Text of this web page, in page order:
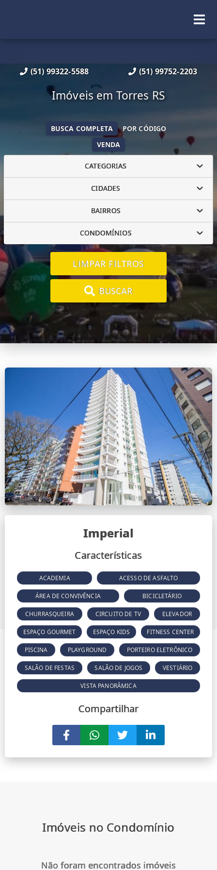
(51) 99322-5588 (51) 99752-2203
Imóveis em Torres RS
VENDA
BUSCA COMPLETA POR CÓDIGO
CATEGORIAS
CIDADES
BAIRROS
CONDOMÍNIOS
LIMPAR FILTROS
BUSCAR
Imperial
Características
ACADEMIA ACESSO DE ASFALTO
ÁREA DE CONVIVÊNCIA BICICLETÁRIO
CHURRASQUEIRA CIRCUITO DE TV ELEVADOR
ESPAÇO GOURMET ESPAÇO KIDS FITNESS CENTER
PISCINA PLAYGROUND PORTEIRO ELETRÔNICO
SALÃO DE FESTAS SALÃO DE JOGOS VESTIÁRIO
VISTA PANORÂMICA
Compartilhar
Imóveis no Condomínio
Não foram encontrados imóveis